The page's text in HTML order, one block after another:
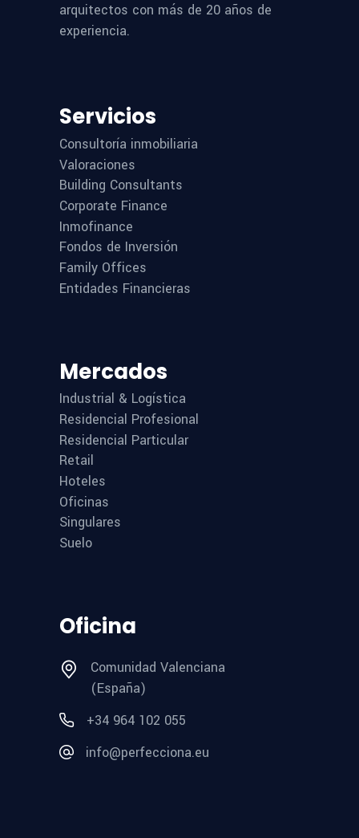
arquitectos con más de 20 años de
experiencia.
Servicios
Consultoría inmobiliaria
Valoraciones
Building Consultants
Corporate Finance
Inmofinance
Fondos de Inversión
Family Offices
Entidades Financieras
Mercados
Industrial & Logística
Residencial Profesional
Residencial Particular
Retail
Hoteles
Oficinas
Singulares
Suelo
Oficina
Comunidad Valenciana
(España)
+34 964 102 055
info@perfecciona.eu